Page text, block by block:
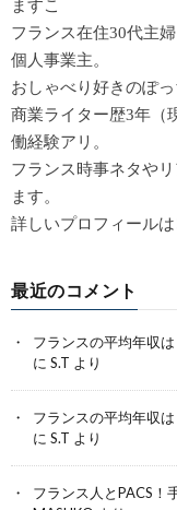
ますこ
フランス在住30代主婦
個人事業主。
おしゃべり好きのぽ
商業ライター歴3年（
働経験アリ。
フランス時事ネタや
ます。
詳しいプロフィールは
最近のコメント
フランスの平均年収
に S.T より
フランスの平均年収
に S.T より
フランス人とPACS！